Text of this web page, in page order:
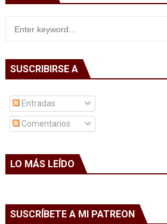
SUSCRIBIRSE A
Entradas
Comentarios
LO MÁS LEÍDO
SUSCRÍBETE A MI PATREON